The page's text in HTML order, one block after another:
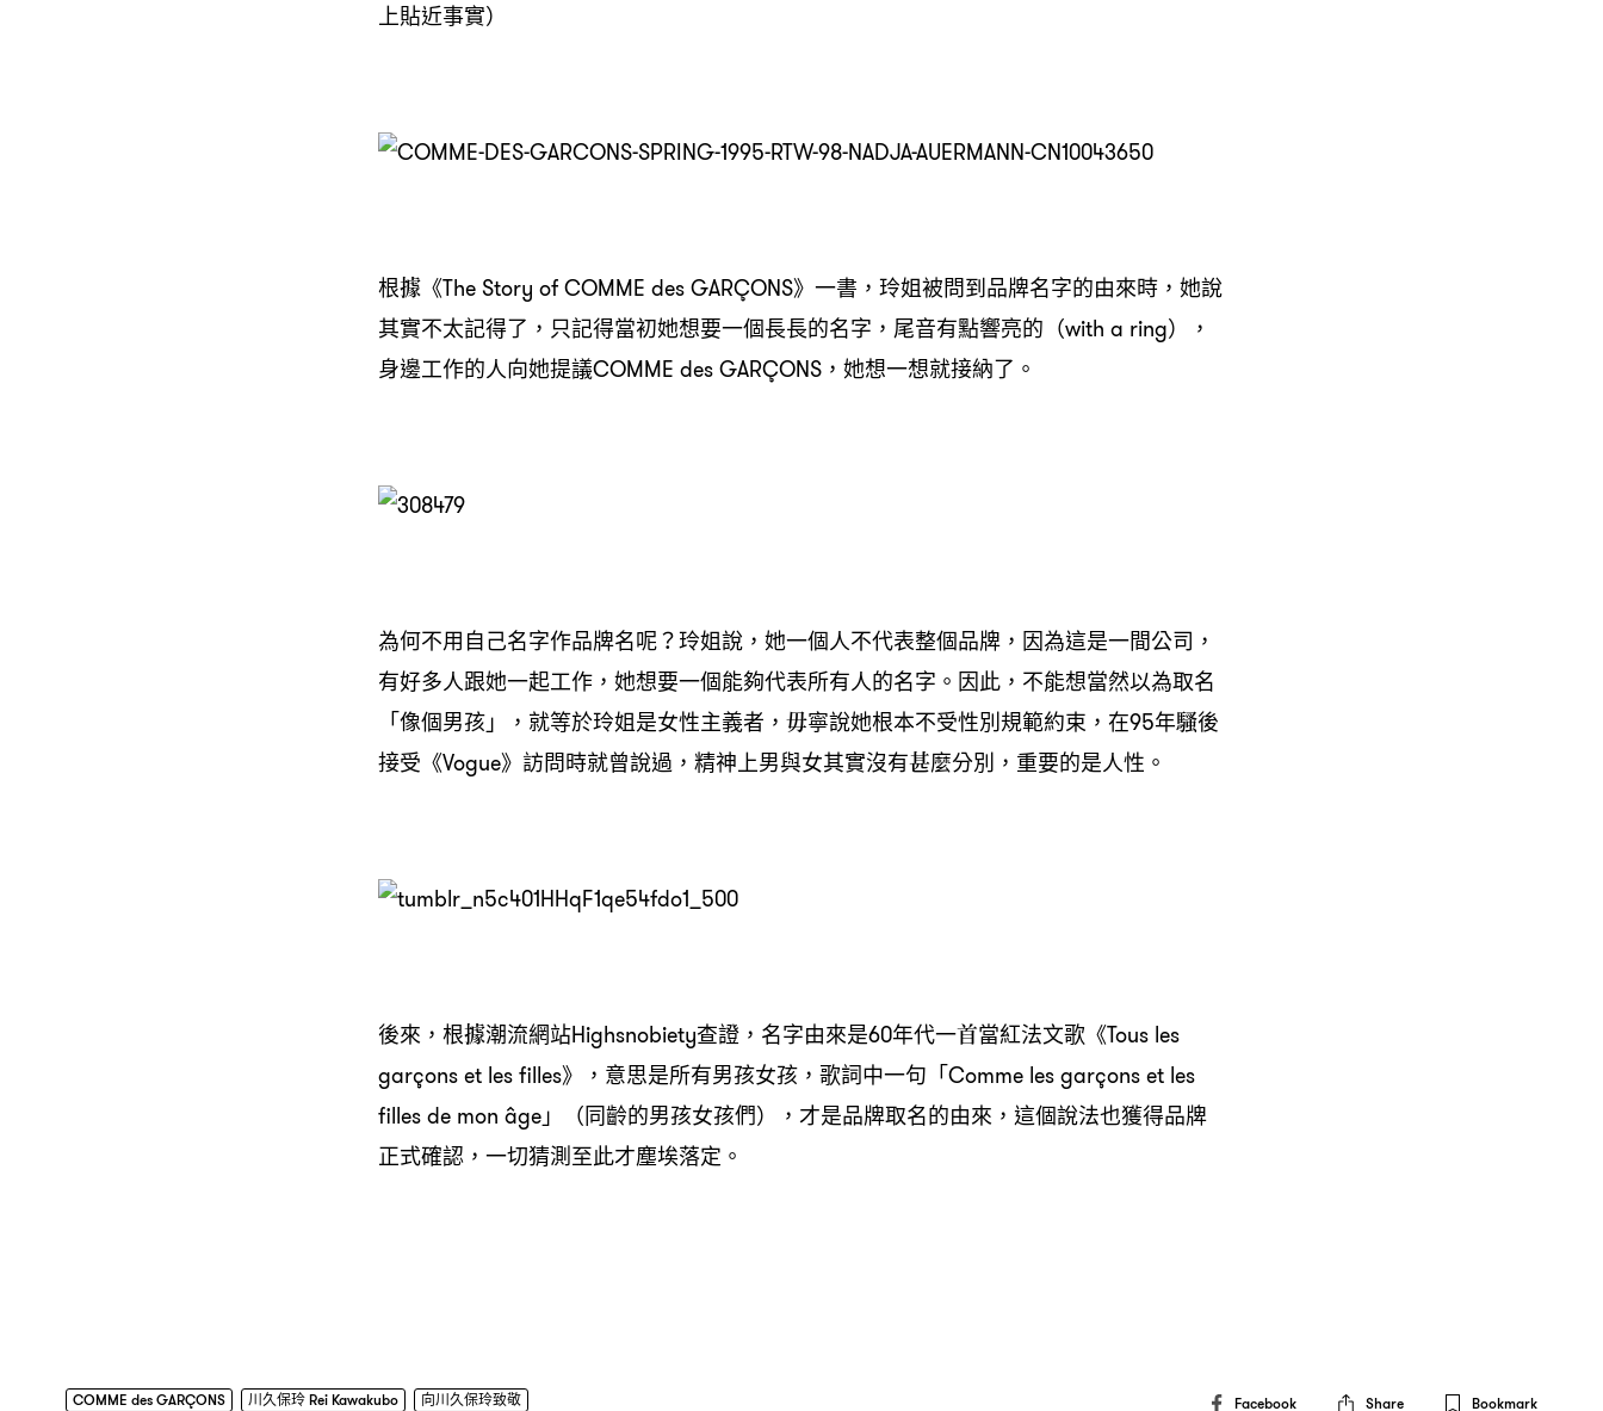
上貼近事實）
根據《The Story of COMME des GARÇONS》一書，玲姐被問到品牌名字的由來時，她說
其實不太記得了，只記得當初她想要一個長長的名字，尾音有點響亮的（with a ring），
身邊工作的人向她提議COMME des GARÇONS，她想一想就接納了。
為何不用自己名字作品牌名呢？玲姐說，她一個人不代表整個品牌，因為這是一間公司，
有好多人跟她一起工作，她想要一個能夠代表所有人的名字。因此，不能想當然以為取名
「像個男孩」，就等於玲姐是女性主義者，毋寧說她根本不受性別規範約束，在95年騷後
接受《Vogue》訪問時就曾說過，精神上男與女其實沒有甚麼分別，重要的是人性。
後來，根據潮流網站Highsnobiety查證，名字由來是60年代一首當紅法文歌《Tous les
garçons et les filles》，意思是所有男孩女孩，歌詞中一句「Comme les garçons et les
filles de mon âge」（同齡的男孩女孩們），才是品牌取名的由來，這個說法也獲得品牌
正式確認，一切猜測至此才塵埃落定。
COMME des GARÇONS 川久保玲 Rei Kawakubo 向川久保玲致敬 Facebook Share Bookmark